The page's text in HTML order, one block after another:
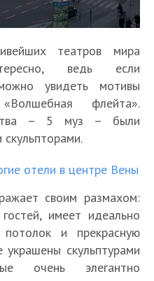
театров мира
ведь если
увидеть мотивы
флейта».
– 5 муз – были
отели в центре Вены
своим размахом:
имеет идеально
и прекрасную
украшены скульптурами
очень элегантно